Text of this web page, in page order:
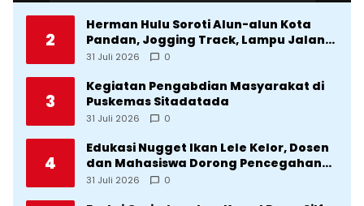
2
Herman Hulu Soroti Alun-alun Kota
Pandan, Jogging Track, Lampu Jalan
Lingkar Kota yang Tak Terurus
31 Juli 2026 0
3
Kegiatan Pengabdian Masyarakat di
Puskemas Sitadatada
31 Juli 2026 0
4
Edukasi Nugget Ikan Lele Kelor, Dosen
dan Mahasiswa Dorong Pencegahan
Stunting di Desa Silangkitang
31 Juli 2026 0